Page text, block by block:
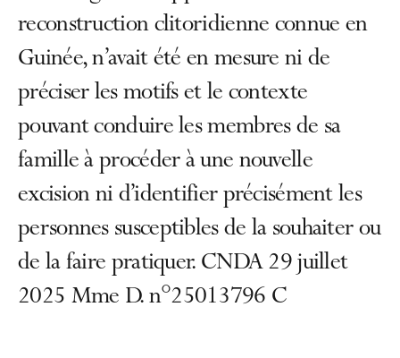
reconstruction clitoridienne connue en
Guinée, n’avait été en mesure ni de
préciser les motifs et le contexte
pouvant conduire les membres de sa
famille à procéder à une nouvelle
excision ni d’identifier précisément les
personnes susceptibles de la souhaiter ou
de la faire pratiquer. CNDA 29 juillet
2025 Mme D. n°25013796 C